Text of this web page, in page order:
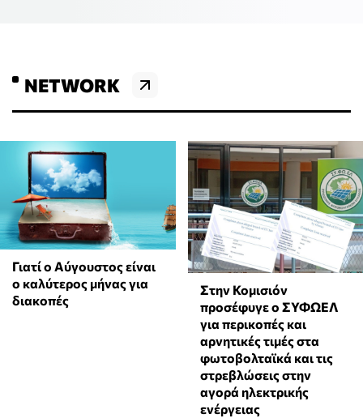
NETWORK
Γιατί ο Αύγουστος είναι
ο καλύτερος μήνας για
διακοπές
Στην Κομισιόν
προσέφυγε ο ΣΥΦΩΕΛ
για περικοπές και
αρνητικές τιμές στα
φωτοβολταϊκά και τις
στρεβλώσεις στην
αγορά ηλεκτρικής
ενέργειας